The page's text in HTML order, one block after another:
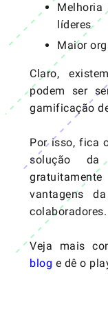
líderes
Maior
Claro,
podem ser
gamificação
Por isso, fica
solução da
vantagens
colaboradores.
Veja mais
blog e dê o